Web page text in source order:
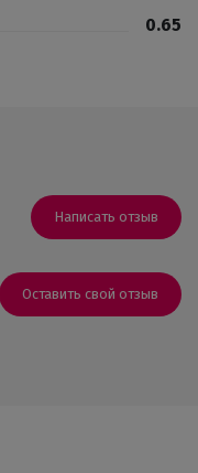
0.65
Написать отзыв
Оставить свой отзыв